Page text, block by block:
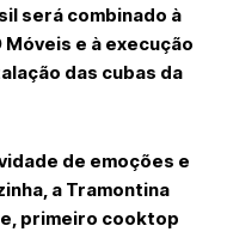
será combinado à
e à execução
das cubas da
de emoções e
a Tramontina
, primeiro cooktop